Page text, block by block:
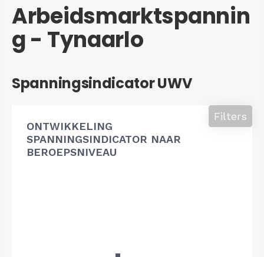
Arbeidsmarktspannin
g - Tynaarlo
Spanningsindicator UWV
ONTWIKKELING
SPANNINGSINDICATOR NAAR
BEROEPSNIVEAU
Filters